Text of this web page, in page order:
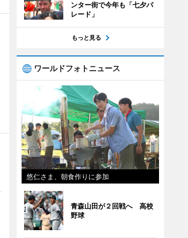
ンター街で今年も「七夕パ
レード」
もっと見る
ワールドフォトニュース
悠仁さま、朝食作りに参加
青森山田が２回戦へ 高校
野球